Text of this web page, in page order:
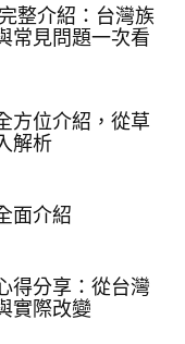
整介紹：台灣族
常見問題一次看
方位介紹，從草
解析
面介紹
得分享：從台灣
實際改變